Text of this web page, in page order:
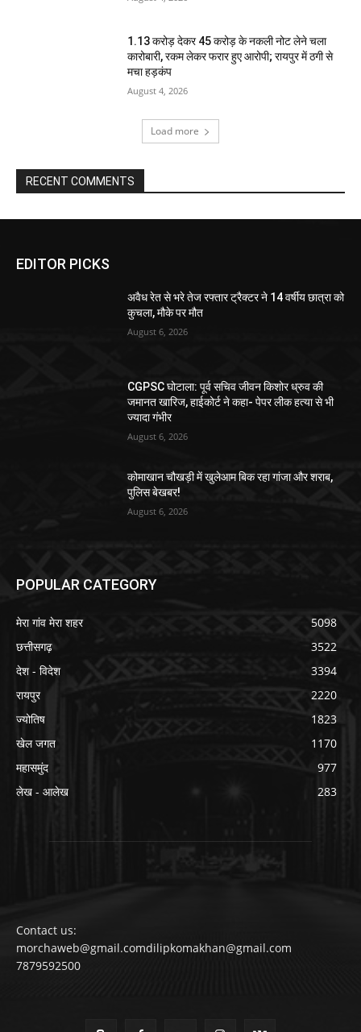
1.13 करोड़ देकर 45 करोड़ के नकली नोट लेने चला
कारोबारी, रकम लेकर फरार हुए आरोपी; रायपुर में ठगी से
मचा हड़कंप
August 4, 2026
Load more
RECENT COMMENTS
EDITOR PICKS
अवैध रेत से भरे तेज रफ्तार ट्रैक्टर ने 14 वर्षीय छात्रा को
कुचला, मौके पर मौत
August 6, 2026
CGPSC घोटाला: पूर्व सचिव जीवन किशोर ध्रुव की
जमानत खारिज, हाईकोर्ट ने कहा- पेपर लीक हत्या से भी
ज्यादा गंभीर
August 6, 2026
कोमाखान चौखड़ी में खुलेआम बिक रहा गांजा और शराब,
पुलिस बेखबर!
August 6, 2026
POPULAR CATEGORY
मेरा गांव मेरा शहर
5098
छत्तीसगढ़
3522
देश - विदेश
3394
रायपुर
2220
ज्योतिष
1823
खेल जगत
1170
महासमुंद
977
लेख - आलेख
283
Contact us:
morchaweb@gmail.comdilipkomakhan@gmail.com
7879592500